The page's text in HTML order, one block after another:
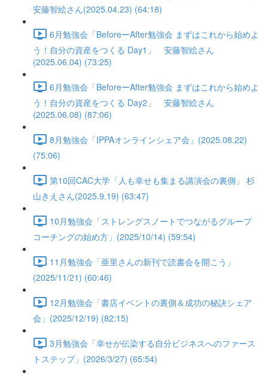
安藤智絵さん(2025.04.23) (64:18)
6月勉強会「BeforeーAfter勉強会 まずはこれから始めよ
う！自分の資産をつくる Day1」 安藤智絵さん
(2025.06.04) (73:25)
6月勉強会「BeforeーAfter勉強会 まずはこれから始めよ
う！自分の資産をつくる Day2」 安藤智絵さん
(2025.06.08) (87:06)
8月勉強会「IPPAオンラインシェア会」(2025.08.22)
(75:06)
第10回CAC大学「人も幸せも集まる講演会の裏側」 杉
山きえさん(2025.9.19) (63:47)
10月勉強会「ストレングスノートでつながるグループ
コーチングの始め方」(2025/10/14) (59:54)
11月勉強会「亜里さんの新刊で読書会を開こう」
(2025/11/21) (60:46)
12月勉強会「書店イベントの裏側＆成功の秘訣シェア
会」(2025/12/19) (82:15)
3月勉強会「幸せが伝染する自分ビジネスへのファース
トステップ」(2026/3/27) (65:54)